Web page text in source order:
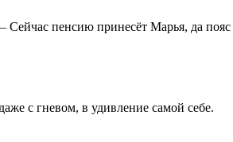
Сейчас пенсию принесёт Марья, да
с гневом, в удивление самой себе.